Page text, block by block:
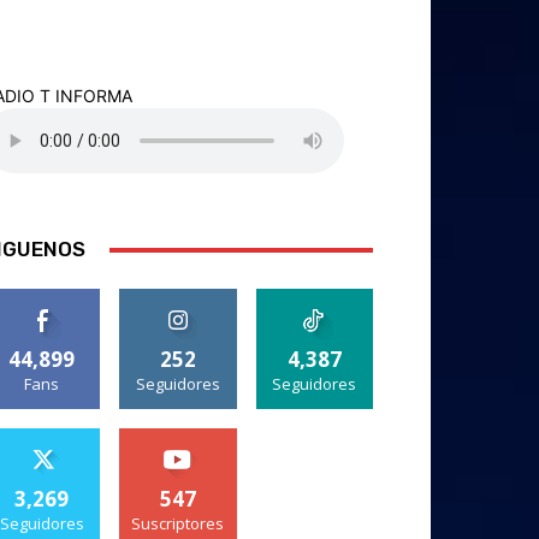
T INFORMA
44,899
Fans
252
Seguidores
4,387
Seguidores
3,269
Seguidores
547
Suscriptores